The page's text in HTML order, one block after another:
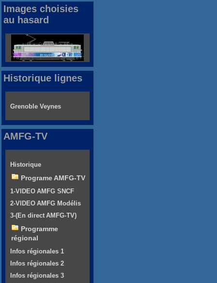
Images choisies
au hasard
Historique lignes
Grenoble Veynes
AMFG-TV
Historique
Programe AMFG-TV
1-VIDEO AMFG SNCF
2-VIDEO AMFG Modélis
3-(En direct AMFG-TV)
Programme
régional
Infos régionales 1
Infos régionales 2
Infos régionales 3